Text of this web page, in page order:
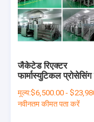
जैकेटेड रिएक्टर
फार्मास्युटिकल प्रोसेसिंग
मूल्य:$6,500.00 -
नवीनतम कीमत पता करें